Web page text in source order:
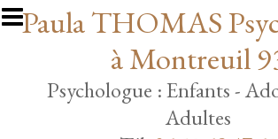
Aller au contenu principal
Paula THOMAS
à Montreuil
Psychologue : Enfants -
Adultes